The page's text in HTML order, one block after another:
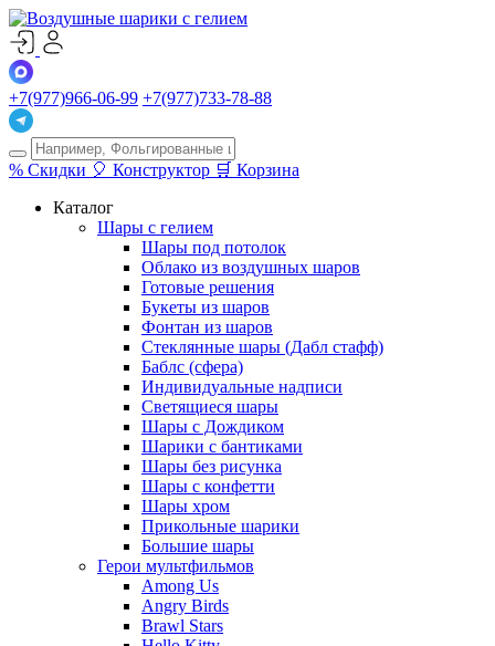
+7(977)966-06-99 +7(977)733-78-88
% Скидки 🎈 Конструктор 🛒 Корзина
Каталог
Шары с гелием
Шары под потолок
Облако из воздушных шаров
Готовые решения
Букеты из шаров
Фонтан из шаров
Стеклянные шары (Дабл стафф)
Баблс (сфера)
Индивидуальные надписи
Светящиеся шары
Шары с Дождиком
Шарики с бантиками
Шары без рисунка
Шары с конфетти
Шары хром
Прикольные шарики
Большие шары
Герои мультфильмов
Among Us
Angry Birds
Brawl Stars